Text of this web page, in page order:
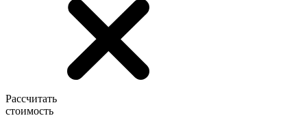
Рассчитать
стоимость